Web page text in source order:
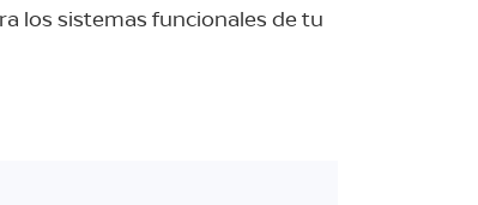
los sistemas funcionales de tu